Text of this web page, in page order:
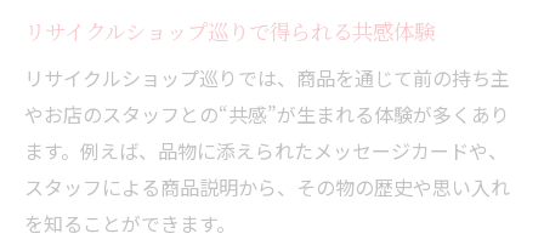
リサイクルショップ巡りで得られる共感体験
リサイクルショップ巡りでは、商品を通じて前の持ち主
やお店のスタッフとの“共感”が生まれる体験が多くあり
ます。例えば、品物に添えられたメッセージカードや、
スタッフによる商品説明から、その物の歴史や思い入れ
を知ることができます。